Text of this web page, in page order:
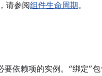
请参阅组件生命周期。
依赖项的实例。“绑定”